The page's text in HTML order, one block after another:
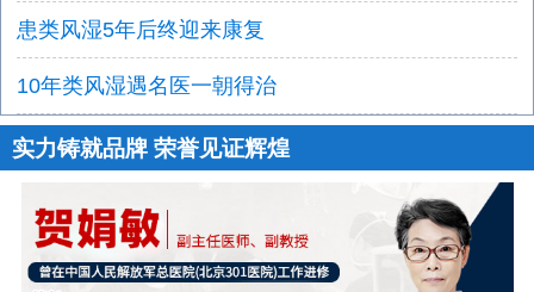
患类风湿5年后终迎来康复
10年类风湿遇名医一朝得治
实力铸就品牌 荣誉见证辉煌